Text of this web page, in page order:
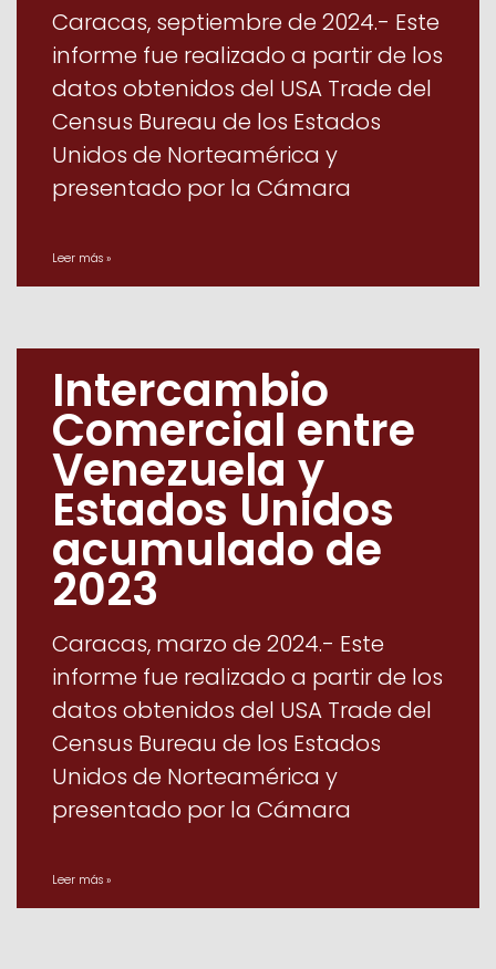
Caracas, septiembre de 2024.- Este
informe fue realizado a partir de los
datos obtenidos del USA Trade del
Census Bureau de los Estados
Unidos de Norteamérica y
presentado por la Cámara
Leer más »
Intercambio
Comercial entre
Venezuela y
Estados Unidos
acumulado de
2023
Caracas, marzo de 2024.- Este
informe fue realizado a partir de los
datos obtenidos del USA Trade del
Census Bureau de los Estados
Unidos de Norteamérica y
presentado por la Cámara
Leer más »